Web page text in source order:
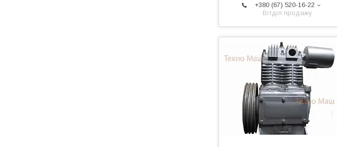
+380 (67) 520-16-22
Вітділ продажу